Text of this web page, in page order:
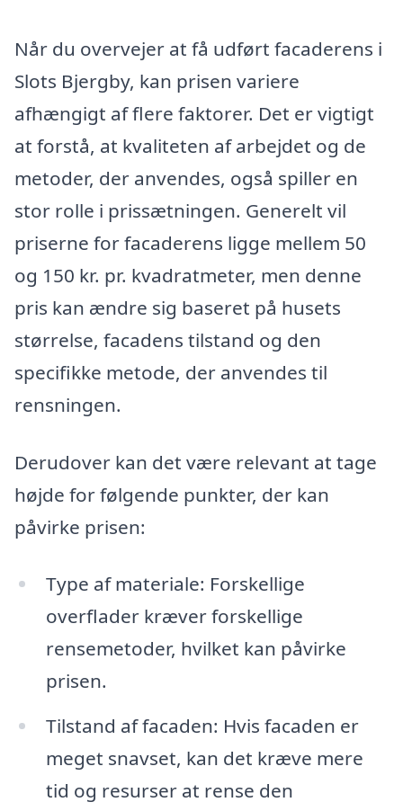
Når du overvejer at få udført facaderens i
Slots Bjergby, kan prisen variere
afhængigt af flere faktorer. Det er vigtigt
at forstå, at kvaliteten af arbejdet og de
metoder, der anvendes, også spiller en
stor rolle i prissætningen. Generelt vil
priserne for facaderens ligge mellem 50
og 150 kr. pr. kvadratmeter, men denne
pris kan ændre sig baseret på husets
størrelse, facadens tilstand og den
specifikke metode, der anvendes til
rensningen.
Derudover kan det være relevant at tage
højde for følgende punkter, der kan
påvirke prisen:
Type af materiale: Forskellige
overflader kræver forskellige
rensemetoder, hvilket kan påvirke
prisen.
Tilstand af facaden: Hvis facaden er
meget snavset, kan det kræve mere
tid og resurser at rense den